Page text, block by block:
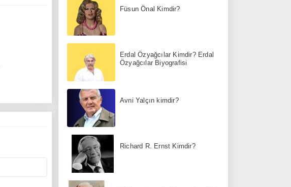
Füsun Önal Kimdir?
Erdal Özyağcılar Kimdir? Erdal
Özyağcılar Biyografisi
Avni Yalçın kimdir?
Richard R. Ernst Kimdir?